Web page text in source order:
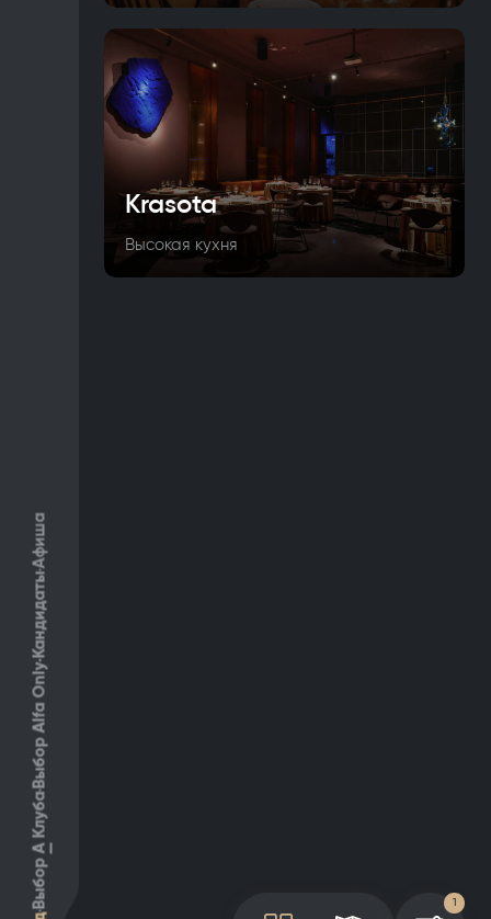
Выбор
А
Клуба
Выбор Alfa Only
Кандидаты
Афиша
1
Krasota
Высокая кухня